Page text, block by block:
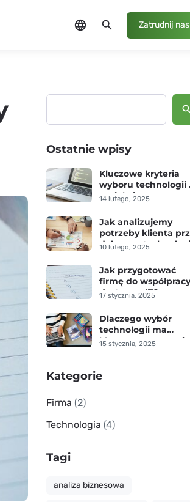
language search Zatrudnij nas
Ostatnie wpisy
Kluczowe kryteria
wyboru technologii
projekcie IT
14 lutego, 2025
Jak analizujemy
potrzeby klienta
doborem
10 lutego, 2025
Jak przygotować
firmę do
dostawcą IT?
17 stycznia, 2025
Dlaczego wybór
technologii ma
kluczowe
15 stycznia, 2025
Kategorie
Firma (2)
Technologia (4)
Tagi
analiza biznesowa